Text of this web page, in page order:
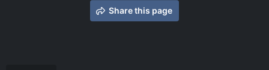
Share this page